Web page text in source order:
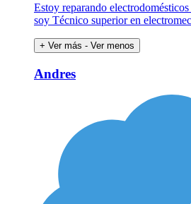
Estoy reparando
soy Técnico superior en
+ Ver más - Ver menos
Andres